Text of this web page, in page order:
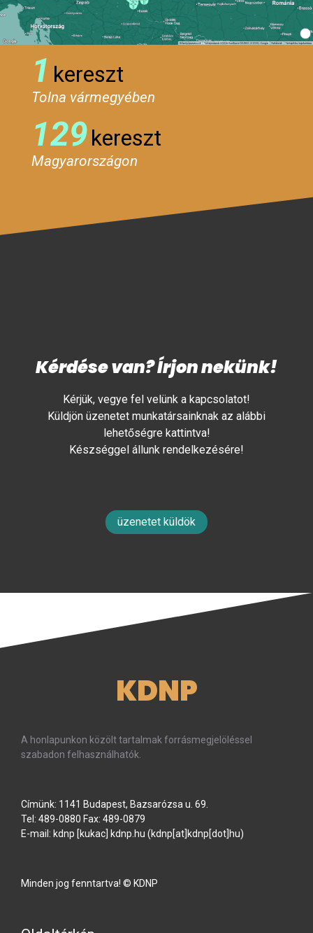
1 kereszt
Tolna vármegyében
129kereszt
Magyarországon
Kérdése van? Írjon nekünk!
Kérjük, vegye fel velünk a kapcsolatot!
Küldjön üzenetet munkatársainknak az alábbi
lehetőségre kattintva!
Készséggel állunk rendelkezésére!
üzenetet küldök
KDNP
A honlapunkon közölt tartalmak forrásmegjelöléssel
szabadon felhasználhatók.
Címünk: 1141 Budapest, Bazsarózsa u. 69.
Tel: 489-0880 Fax: 489-0879
E-mail: kdnp [kukac] kdnp hu (kdnp[at]kdnp[dot]hu)
Minden jog fenntartva! © KDNP